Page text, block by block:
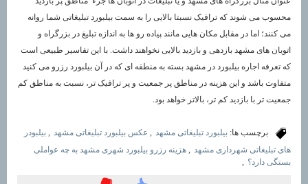
محسوب می شوند که ترافیک نسبتا بالایی را به سمت بیلبورد تبلیغاتی شما روانه
می کنند؛ اما در مقابل مکان هایی مانند پیاده رو ها به اندازه تبلیغ در بزرگراه و
اتوبان های مشهد بازدهی و بازدید بالایی نخواهند داشت. با این تفاسیر طبیعی است
که تعرفه اجاره بیلبورد در مشهد بسته به منطقه ای که در آن بیلبورد رزرو می کنید
متفاوت باشد و این هزینه در مناطق پر جمعیت و پر ترافیک تر، نسبت به مناطق کم
جمعیت تر با بازدید کم تر، بالاتر خواهد بود.
برچسب ها: بیلبورد تبلیغاتی مشهد , عکس بیلبورد تبلیغاتی مشهد , بیلبودر
های تبلیغاتی شهرداری مشهد , هزینه رزرو بیلبورد شهری مشهد به چه عواملی
بستگی دارد؟ ,